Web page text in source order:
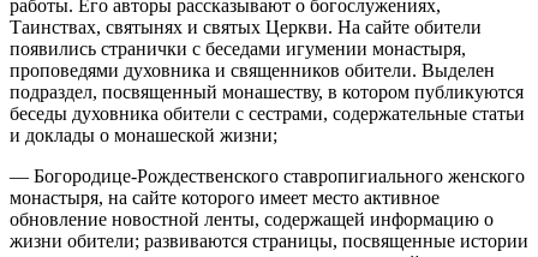
работы. Его авторы рассказывают о богослужениях,
Таинствах, святынях и святых Церкви. На сайте обители
появились странички с беседами игумении монастыря,
проповедями духовника и священников обители. Выделен
подраздел, посвященный монашеству, в котором публикуются
беседы духовника обители с сестрами, содержательные статьи
и доклады о монашеской жизни;
― Богородице-Рождественского ставропигиального женского
монастыря, на сайте которого имеет место активное
обновление новостной ленты, содержащей информацию о
жизни обители; развиваются страницы, посвященные истории